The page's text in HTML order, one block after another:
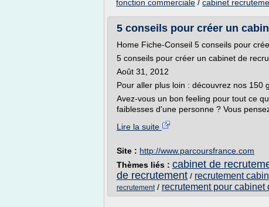
fonction commerciale / cabinet
5 conseils pour créer un
Home Fiche-Conseil 5 conseils pour
5 conseils pour créer un cabinet de
Août 31, 2012
Pour aller plus loin : découvrez nos 150
Avez-vous un bon feeling pour tout ce
faiblesses d'une personne ? Vous
Lire la suite
Site : http://www.parcoursfrance.com
Thèmes liés : cabinet de
de recrutement / recrutement
recrutement/ recrutement pour